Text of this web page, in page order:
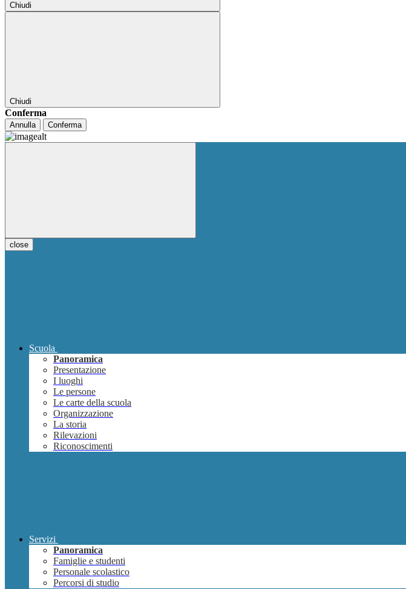
Chiudi
Chiudi
Conferma
Annulla Conferma
close
Scuola
Panoramica
Presentazione
I luoghi
Le persone
Le carte della scuola
Organizzazione
La storia
Rilevazioni
Riconoscimenti
Servizi
Panoramica
Famiglie e studenti
Personale scolastico
Percorsi di studio